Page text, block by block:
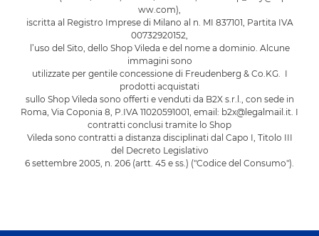
ww.com),
iscritta al Registro Imprese di Milano al n. MI 837101, Partita IVA
00732920152,
l’uso del Sito, dello Shop Vileda e del nome a dominio. Alcune
immagini sono
utilizzate per gentile concessione di Freudenberg & Co.KG. I
prodotti acquistati
sullo Shop Vileda sono offerti e venduti da B2X s.r.l., con sede in
Roma, Via Coponia 8, P.IVA 11020591001, email: b2x@legalmail.it. I
contratti conclusi tramite lo Shop
Vileda sono contratti a distanza disciplinati dal Capo I, Titolo III
del Decreto Legislativo
6 settembre 2005, n. 206 (artt. 45 e ss.) ("Codice del Consumo").